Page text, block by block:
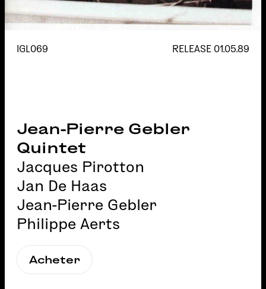
IGL069 RELEASE 01.05.89
Jean-Pierre Gebler
Quintet
Jacques Pirotton
Jan De Haas
Jean-Pierre Gebler
Philippe Aerts
Acheter